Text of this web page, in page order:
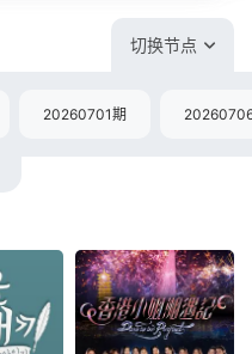
切换节点
20260701期